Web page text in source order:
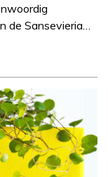
de Sansevieria…